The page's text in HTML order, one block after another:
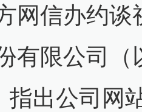
网信办约谈
有限公司（
指出公司网